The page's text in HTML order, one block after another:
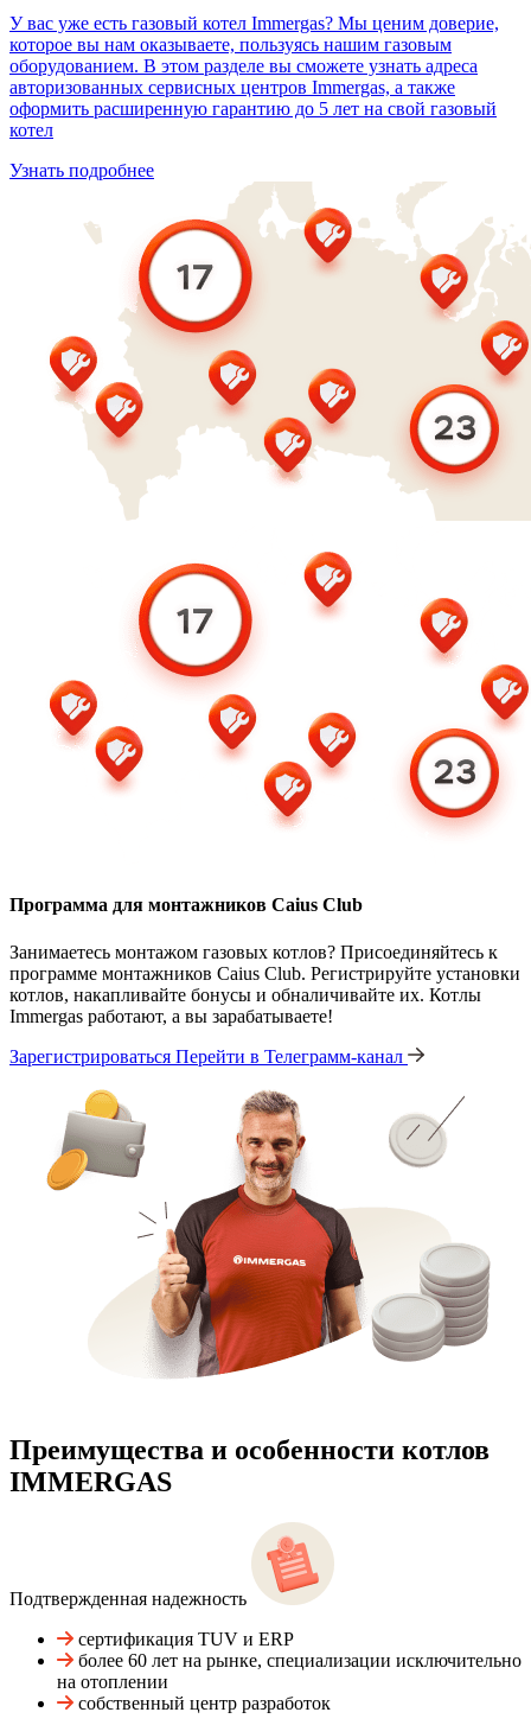
У вас уже есть газовый котел Immergas? Мы ценим доверие,
которое вы нам оказываете, пользуясь нашим газовым
оборудованием. В этом разделе вы сможете узнать адреса
авторизованных сервисных центров Immergas, а также
оформить расширенную гарантию до 5 лет на свой газовый
котел
Узнать подробнее
Программа для монтажников Caius Club
Занимаетесь монтажом газовых котлов? Присоединяйтесь к
программе монтажников Caius Club. Регистрируйте установки
котлов, накапливайте бонусы и обналичивайте их. Котлы
Immergas работают, а вы зарабатываете!
Зарегистрироваться Перейти в Телеграмм-канал
Преимущества и особенности котлов
IMMERGAS
Подтвержденная надежность
сертификация TUV и ERP
более 60 лет на рынке, специализации исключительно
на отоплении
собственный центр разработок